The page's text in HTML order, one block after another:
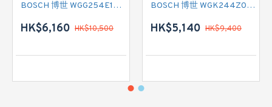
BOSCH 博世 WGG254E1HK 前置式洗衣機 (10 公斤,1400 轉/分鐘)
HK$6,160 HK$10,500
BOSCH 博世 WGK244Z0HK 前置式洗衣機 (9 公斤,1400 轉/分鐘)
HK$5,140 HK$9,400